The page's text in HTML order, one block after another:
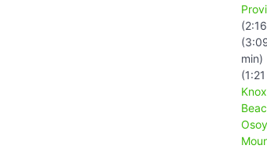
min)